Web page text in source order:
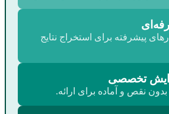
پیشرفته برای استخراج نتایج
نقص و آماده برای ارائه.